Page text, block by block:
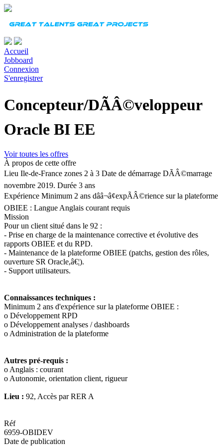
Accueil
Jobboard
Connexion
S'enregistrer
Concepteur/DÃÂ©veloppeur
Oracle BI EE
Voir toutes les offres
À propos de cette offre
Lieu Ile-de-France zones 2 à 3 Date de démarrage DÃÂ©marrage
novembre 2019. Durée 3 ans
Expérience Minimum 2 ans dââ¬â¢expÃÂ©rience sur la plateforme
OBIEE : Langue Anglais courant requis
Mission
Pour un client situé dans le 92 :
- Prise en charge de la maintenance corrective et évolutive des
rapports OBIEE et du RPD.
- Maintenance de la plateforme OBIEE (patchs, gestion des rôles,
ouverture SR Oracle,â€¦).
- Support utilisateurs.
Connaissances techniques :
Minimum 2 ans d'expérience sur la plateforme OBIEE :
o Développement RPD
o Développement analyses / dashboards
o Administration de la plateforme
Autres pré-requis :
o Anglais : courant
o Autonomie, orientation client, rigueur
Lieu : 92, Accès par RER A
Réf
6959-OBIDEV
Date de publication